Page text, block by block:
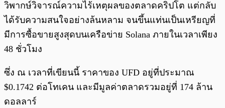
วิพากษ์วิจารณ์ความไร้เหตุผลของตลาดคริปโต แต่กลับ
ได้รับความสนใจอย่างล้นหลาม จนขึ้นแท่นเป็นเหรียญที่
มีการซื้อขายสูงสุดบนเครือข่าย Solana ภายในเวลาเพียง
48 ชั่วโมง
ซึ่ง ณ เวลาที่เขียนนี้ ราคาของ UFD อยู่ที่ประมาณ
$0.1742 ต่อโทเคน และมีมูลค่าตลาดรวมอยู่ที่ 174 ล้าน
ดอลลาร์